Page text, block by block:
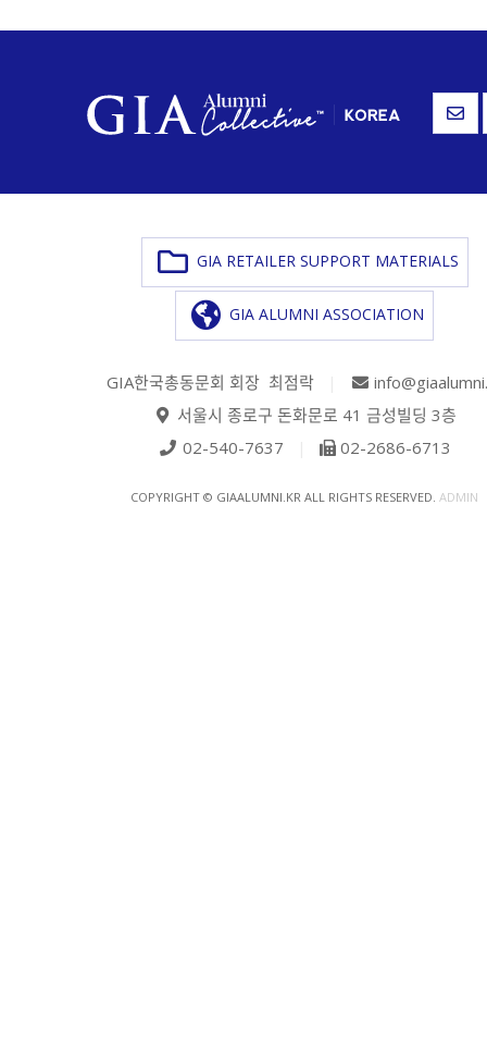
GIA RETAILER SUPPORT MATERIALS
GIA ALUMNI ASSOCIATION
GIA한국총동문회 회장 최점락
서울시 종로구 돈화문로 41 금성빌딩 3층
02-540-7637
02-2686-6713
COPYRIGHT © GIAALUMNI.KR ALL RIGHTS RESERVED. ADMIN